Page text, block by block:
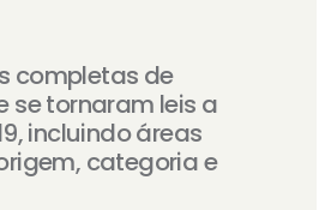
completas de
se tornaram leis a
incluindo áreas
categoria e